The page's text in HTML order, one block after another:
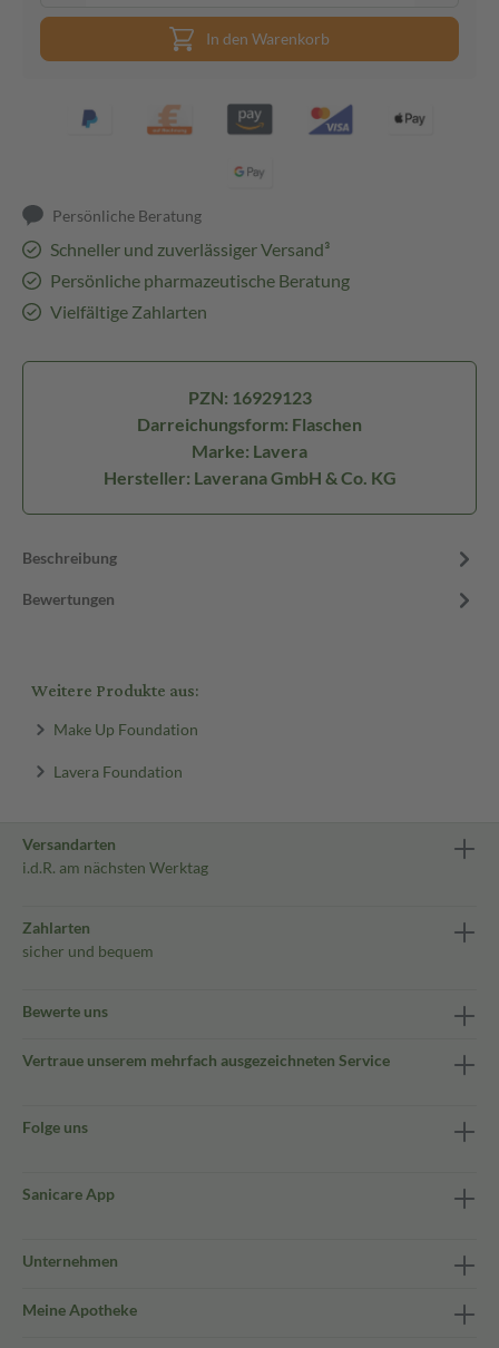
In den Warenkorb
Persönliche Beratung
Schneller und zuverlässiger Versand³
Persönliche pharmazeutische Beratung
Vielfältige Zahlarten
PZN: 16929123
Darreichungsform: Flaschen
Marke: Lavera
Hersteller: Laverana GmbH & Co. KG
Beschreibung
Bewertungen
Weitere Produkte aus:
Make Up Foundation
Lavera Foundation
Versandarten
i.d.R. am nächsten Werktag
Zahlarten
sicher und bequem
Bewerte uns
Vertraue unserem mehrfach ausgezeichneten Service
Folge uns
Sanicare App
Unternehmen
Meine Apotheke